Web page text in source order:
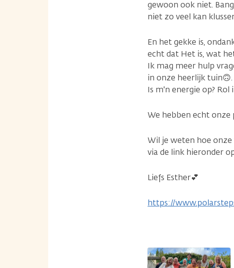
gewoon ook niet.
niet zo veel kan
En het gekke is,
echt dat Het is, wat
Ik mag meer hulp
in onze heerlijk tuin🙃.
Is m'n energie op?
We hebben echt onze
Wil je weten hoe
via de link hieronder
Liefs Esther💕
https://